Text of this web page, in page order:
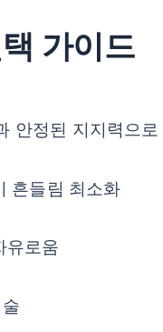
가이드
안정된 지지력으
흔들림 최소화
유로움